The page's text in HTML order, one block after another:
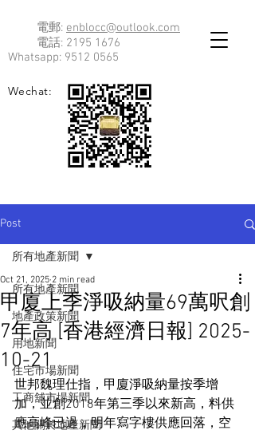
電郵: enblocc@outlook.com
電話: 2195 1676
Whatsapp: 9512 0565
Wechat:
Post
所有地產新聞
地產政策新聞
用地新聞
住宅市場新聞
工商舖市場新聞
其他關於地產新聞
所有地產新聞
甲廈上季淨吸納量69萬呎創
7年高 [香港經濟日報] 2025-
10-21
Oct 21, 2025 2 min read
世邦魏理仕指，甲廈淨吸納量按季增
加，並創2018年第三季以來新高，料供
應高峰已過，明年寫字樓供應回落，空